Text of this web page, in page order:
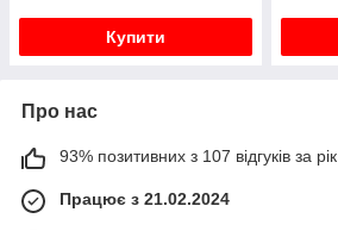
Купити
Про нас
93% позитивних з 107 відгуків за рік
Працює з 21.02.2024